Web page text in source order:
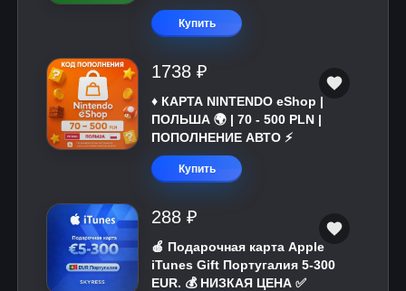
Купить
1738 ₽
♦️ КАРТА NINTENDO eShop |
ПОЛЬША 🌍 | 70 - 500 PLN |
ПОПОЛНЕНИЕ АВТО ⚡
Купить
288 ₽
🍎 Подарочная карта Apple
iTunes Gift Португалия 5-300
EUR. 💰 НИЗКАЯ ЦЕНА ✅